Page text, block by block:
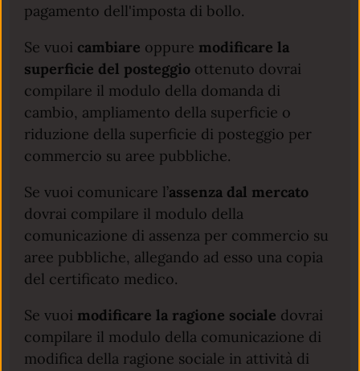
pagamento dell'imposta di bollo.
Se vuoi cambiare oppure modificare la
superficie del posteggio ottenuto dovrai
compilare il modulo della domanda di
cambio, ampliamento della superficie o
riduzione della superficie di posteggio per
commercio su aree pubbliche.
Se vuoi comunicare l’assenza dal mercato
dovrai compilare il modulo della
comunicazione di assenza per commercio su
aree pubbliche, allegando ad esso una copia
del certificato medico.
Se vuoi modificare la ragione sociale dovrai
compilare il modulo della comunicazione di
modifica della ragione sociale in attività di